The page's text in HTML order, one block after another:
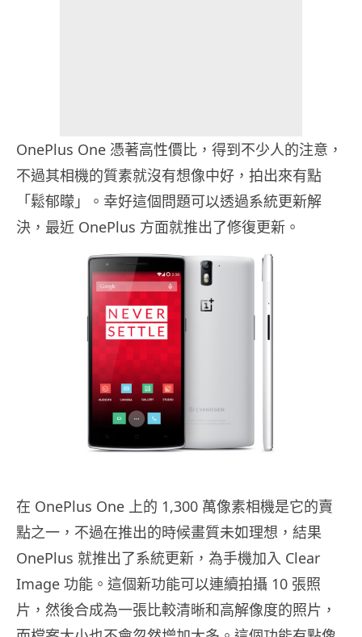
OnePlus One 憑著高性價比，得到不少人的注意，
不過其相機的質素就沒有想像中好，拍出來有點
「鬆郁矇」。幸好這個問題可以透過系統更新解
決，最近 OnePlus 方面就推出了修復更新。
在 OnePlus One 上的 1,300 萬像素相機是它的賣
點之一，不過在推出的時候畫質未如理想，結果
OnePlus 就推出了系統更新，為手機加入 Clear
Image 功能。這個新功能可以連續拍攝 10 張照
片，然後合成為一張比較清晰和高解像度的照片，